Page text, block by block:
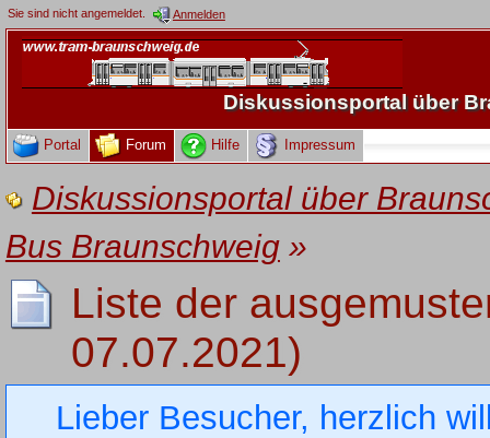
Sie sind nicht angemeldet. Anmelden
Diskussionsportal über
Portal Forum Hilfe Impressum
Diskussionsportal über
Bus Braunschweig»
Liste der
07.07.2021)
Lieber Besucher, herzlich